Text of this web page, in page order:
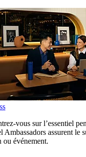
vous sur l’essentiel
Ambassadors assurent le
ou événement.